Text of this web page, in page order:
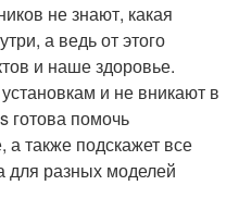
не знают, какая
а ведь от этого
и наше здоровье.
и не вникают в
готова помочь
а также подскажет все
для разных моделей